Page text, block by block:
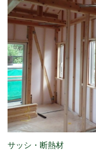
サッシ・断熱材